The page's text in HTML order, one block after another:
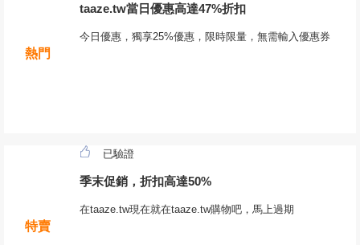
熱門
taaze.tw當日優惠高達47%折扣
今日優惠，獨享25%優惠，限時限量，無需輸入優惠券
特賣
已驗證
季末促銷，折扣高達50%
在taaze.tw現在就在taaze.tw購物吧，馬上過期